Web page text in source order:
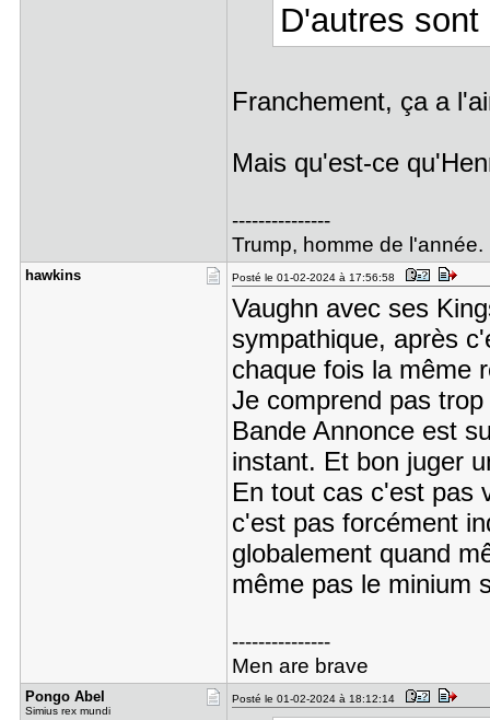
D'autres
Franchement, ça a
Mais qu'est-ce
---------------
Trump, homme de l'année.
hawkins Posté le 01-02-2024 à 17:56:58
Vaughn avec ses
sympathique, après
chaque fois la même
Je comprend pas
Bande Annonce est
instant. Et bon juger
En tout cas c'est pas
c'est pas forcément
globalement quand
même pas le minium
---------------
Men are brave
Pongo Abel
Simius rex mundi
Posté le 01-02-2024 à 18:12:14